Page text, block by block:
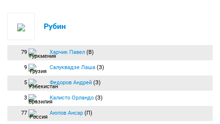
Рубин
79 Харчик Павел (В)
9 Салуквадзе Лаша (З)
5 Федоров Андрей (З)
3 Калисто Орландо (З)
77 Аюпов Ансар (П)